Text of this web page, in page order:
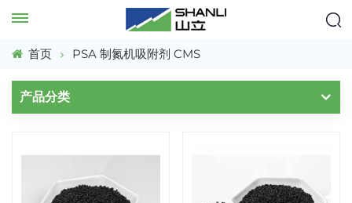
首页 PSA 制氮机吸附剂 CMS
产品分类